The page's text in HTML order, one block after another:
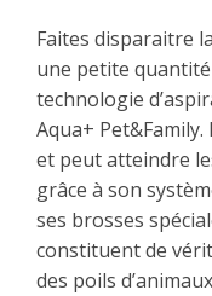
Faites disparaitre
une petite quantité
technologie
Aqua+
et peut atteindre
grâce à son
ses brosses
constituent de
des poils